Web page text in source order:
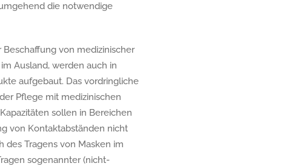
die notwendige
von medizinischer
Ausland, werden auch in
aufgebaut. Das vordringliche
Pflege mit medizinischen
sollen in Bereichen
von Kontaktabständen nicht
Tragens von Masken im
sogenannter (nicht-